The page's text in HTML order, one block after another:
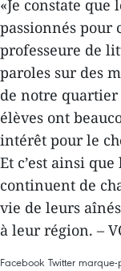
«Je constate que
passionnés pour
professeure de
paroles sur des
de notre quartier
élèves ont
intérêt pour le
Et c’est ainsi
continuent de
vie de leurs
à leur région. –
Facebook Twitter marque-